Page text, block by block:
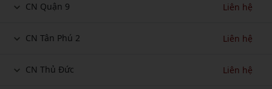
CN Quận 9 Liên hệ
CN Tân Phú 2 Liên hệ
CN Thủ Đức Liên hệ